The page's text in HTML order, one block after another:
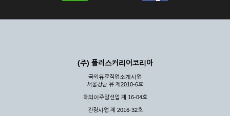
(주) 플러스커리어코리아
국외유료직업소개사업
서울강남 유 제2010-6호
해외이주알선업 제 16-04호
관광사업 제 2016-32호